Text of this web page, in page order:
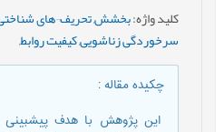
کلید واژه:بخشش,تحریف¬های شناختی,
سرخوردگی زناشویی,کیفیت روابط,
چکیده مقاله:
این پژوهش با هدف پیش­بینی